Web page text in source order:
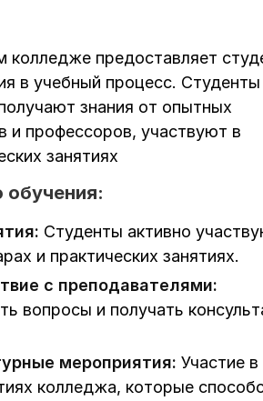
колледже предоставляет
в учебный процесс. Студенты
знания от опытных
и профессоров, участвуют в
занятиях
обучения:
Студенты активно
и практических занятиях.
с преподавателями:
вопросы и получать
мероприятия: Участие в
колледжа, которые